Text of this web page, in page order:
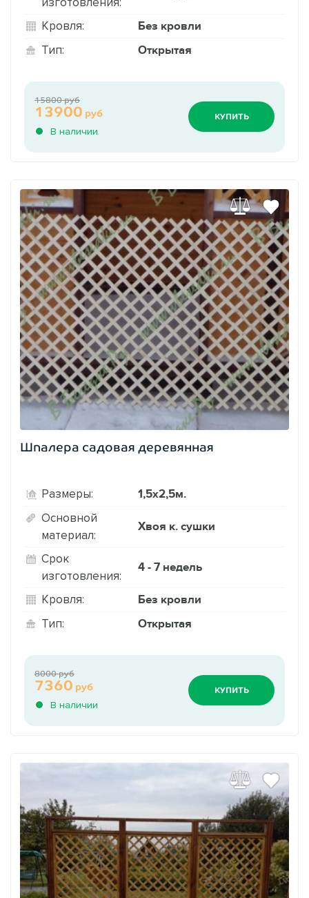
Кровля: Без кровли
Тип: Открытая
В наличии
13900 руб
15800 руб
КУПИТЬ
Шпалера садовая деревянная
Размеры: 1,5х2,5м.
Основной
материал:
Хвоя к. сушки
Срок
изготовления:
4 - 7 недель
Кровля: Без кровли
Тип: Открытая
В наличии
7360 руб
8000 руб
КУПИТЬ